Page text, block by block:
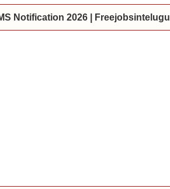
Notification 2026 | Freejobsintelugu